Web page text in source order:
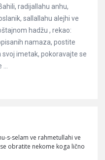
radijallahu anhu,
sallallahu alejhi ve
hadžu , rekao:
namaza, postite
imetak, pokoravajte se
s-selam ve rahmetullahi ve
obratite nekome koga lično